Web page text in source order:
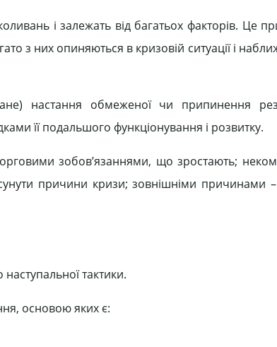
і залежать від багатьох факторів. Це
з них опиняються в кризовій ситуації і
настання обмеженої чи припинення
її подальшого функціонування і розвитку.
зобов’язаннями, що зростають;
причини кризи; зовнішніми причинами –
тактики.
основою яких є: